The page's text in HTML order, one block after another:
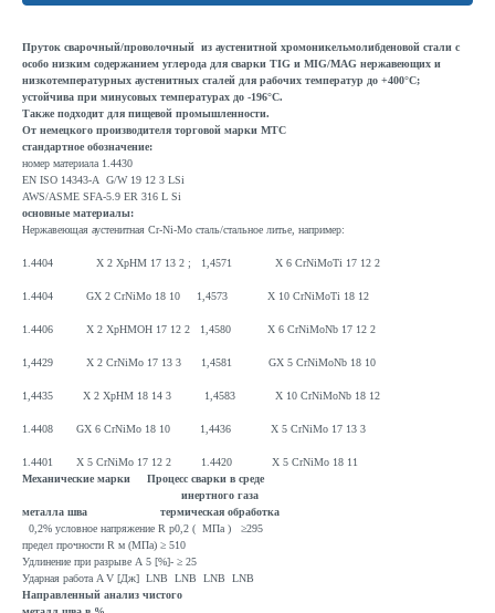
Пруток сварочный/проволочный из аустенитной хромоникельмолибденовой стали с
особо низким содержанием углерода для сварки TIG и MIG/MAG нержавеющих и
низкотемпературных аустенитных сталей для рабочих температур до +400°C;
устойчива при минусовых температурах до -196°C.
Также подходит для пищевой промышленности.
От немецкого производителя торговой марки MTC
стандартное обозначение:
номер материала 1.4430
EN ISO 14343-A G/W 19 12 3 LSi
AWS/ASME SFA-5.9 ER 316 L Si
основные материалы:
Нержавеющая аустенитная Cr-Ni-Mo сталь/стальное литье, например:
1.4404 Х 2 ХрНМ 17 13 2 ; 1,4571 Х 6 CrNiMoTi 17 12 2
1.4404 GX 2 CrNiMo 18 10 1,4573 Х 10 CrNiMoTi 18 12
1.4406 Х 2 ХрНМОН 17 12 2 1,4580 Х 6 CrNiMoNb 17 12 2
1,4429 Х 2 CrNiMo 17 13 3 1,4581 GX 5 CrNiMoNb 18 10
1,4435 Х 2 ХрНМ 18 14 3 1,4583 Х 10 CrNiMoNb 18 12
1.4408 GX 6 CrNiMo 18 10 1,4436 Х 5 CrNiMo 17 13 3
1.4401 Х 5 CrNiMo 17 12 2 1.4420 Х 5 CrNiMo 18 11
Механические марки Процесс сварки в среде
инертного газа
металла шва термическая обработка
0,2% условное напряжение R p0,2 ( МПа )
≥295
предел прочности R м (МПа) ≥ 510
Удлинение при разрыве А 5 [%]- ≥ 25
Ударная работа A V [Дж] LNB LNB LNB LNB
Направленный анализ чистого